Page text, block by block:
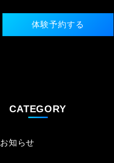
体験予約する
CATEGORY
お知らせ